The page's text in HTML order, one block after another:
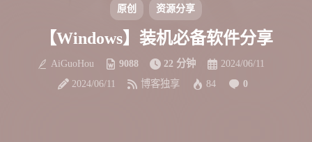
原创 资源分享
【Windows】装机必备软件分享
AiGuoHou 9088 22 分钟
2024/06/11
2024/06/11
博客独享 84 0